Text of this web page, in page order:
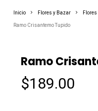
Inicio Flores y Bazar Flores
Ramo Crisantemo Tupido
Ramo
$189.00